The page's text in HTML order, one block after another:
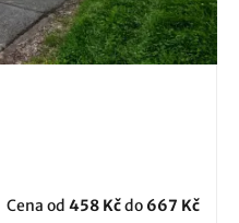
Cena od 458 Kčdo 667 Kč